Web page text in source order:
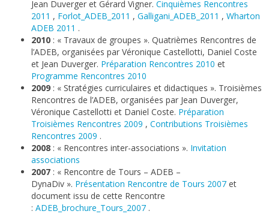
Jean Duverger et Gérard Vigner. Cinquièmes Rencontres
2011 , Forlot_ADEB_2011 , Galligani_ADEB_2011 , Wharton
ADEB 2011 .
2010 : « Travaux de groupes ». Quatrièmes Rencontres de
l’ADEB, organisées par Véronique Castellotti, Daniel Coste
et Jean Duverger. Préparation Rencontres 2010 et
Programme Rencontres 2010
2009 : « Stratégies curriculaires et didactiques ». Troisièmes
Rencontres de l’ADEB, organisées par Jean Duverger,
Véronique Castellotti et Daniel Coste. Préparation
Troisièmes Rencontres 2009 , Contributions Troisièmes
Rencontres 2009 .
2008 : « Rencontres inter-associations ». Invitation
associations
2007 : « Rencontre de Tours – ADEB –
DynaDiv ». Présentation Rencontre de Tours 2007 et
document issu de cette Rencontre
: ADEB_brochure_Tours_2007 .